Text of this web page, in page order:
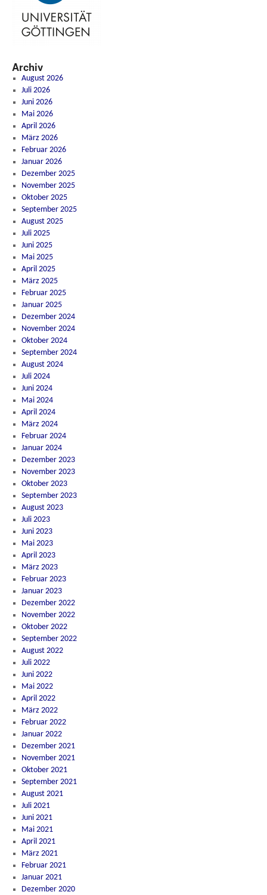
Archiv
August 2026
Juli 2026
Juni 2026
Mai 2026
April 2026
März 2026
Februar 2026
Januar 2026
Dezember 2025
November 2025
Oktober 2025
September 2025
August 2025
Juli 2025
Juni 2025
Mai 2025
April 2025
März 2025
Februar 2025
Januar 2025
Dezember 2024
November 2024
Oktober 2024
September 2024
August 2024
Juli 2024
Juni 2024
Mai 2024
April 2024
März 2024
Februar 2024
Januar 2024
Dezember 2023
November 2023
Oktober 2023
September 2023
August 2023
Juli 2023
Juni 2023
Mai 2023
April 2023
März 2023
Februar 2023
Januar 2023
Dezember 2022
November 2022
Oktober 2022
September 2022
August 2022
Juli 2022
Juni 2022
Mai 2022
April 2022
März 2022
Februar 2022
Januar 2022
Dezember 2021
November 2021
Oktober 2021
September 2021
August 2021
Juli 2021
Juni 2021
Mai 2021
April 2021
März 2021
Februar 2021
Januar 2021
Dezember 2020